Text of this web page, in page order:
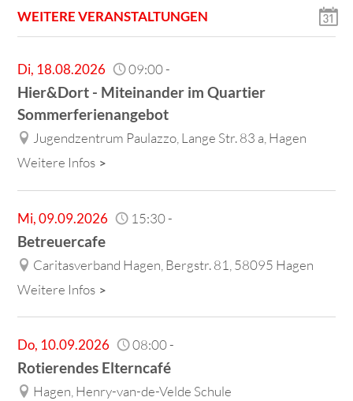
WEITERE VERANSTALTUNGEN
Di, 18.08.2026 09:00-
Hier&Dort - Miteinander im Quartier
Sommerferienangebot
Jugendzentrum Paulazzo, Lange Str. 83 a, Hagen
Weitere Infos
Mi,09.09.2026 15:30-
Betreuercafe
Caritasverband Hagen, Bergstr. 81, 58095 Hagen
Weitere Infos
Do, 10.09.2026 08:00-
Rotierendes Elterncafé
Hagen, Henry-van-de-Velde Schule